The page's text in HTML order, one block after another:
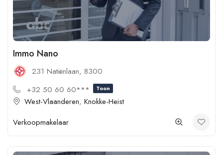
Immo Nano
231 Natiënlaan, 8300
+32 50 60 60***
Toon
West-Vlaanderen, Knokke-Heist
Verkoopmakelaar